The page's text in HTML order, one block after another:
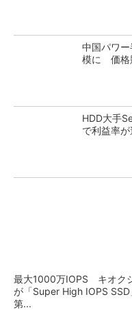
中国パワ
模に 価格
HDD大手
で利益率
最大1000万IOPS キオク
が「Super High IOPS SSD
第...